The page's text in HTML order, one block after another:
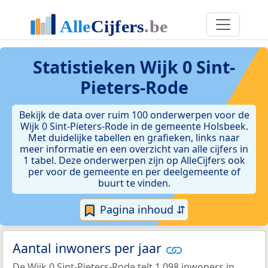
Statistieken Wijk 0 Sint-
Pieters-Rode
Bekijk de data over ruim 100 onderwerpen voor de
Wijk 0 Sint-Pieters-Rode in de gemeente Holsbeek.
Met duidelijke tabellen en grafieken, links naar
meer informatie en een overzicht van alle cijfers in
1 tabel. Deze onderwerpen zijn op AlleCijfers ook
per voor de gemeente en per deelgemeente of
buurt te vinden.
Pagina inhoud ⇵
Aantal inwoners per jaar